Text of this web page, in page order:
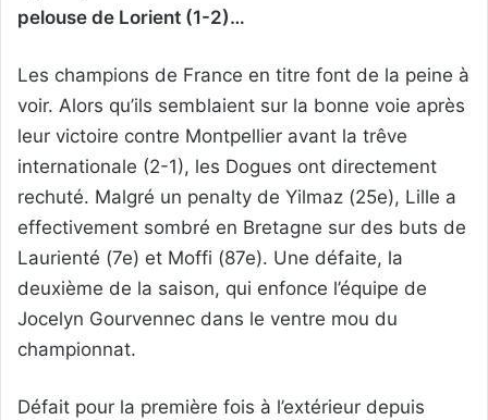
pelouse de Lorient (1-2)…
Les champions de France en titre font de la peine à
voir. Alors qu’ils semblaient sur la bonne voie après
leur victoire contre Montpellier avant la trêve
internationale (2-1), les Dogues ont directement
rechuté. Malgré un penalty de Yilmaz (25e), Lille a
effectivement sombré en Bretagne sur des buts de
Laurienté (7e) et Moffi (87e). Une défaite, la
deuxième de la saison, qui enfonce l’équipe de
Jocelyn Gourvennec dans le ventre mou du
championnat.
Défait pour la première fois à l’extérieur depuis